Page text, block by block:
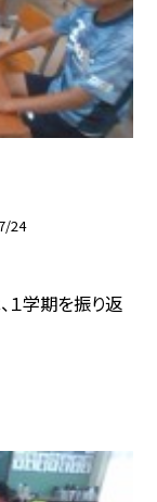
24
１学期を振り返